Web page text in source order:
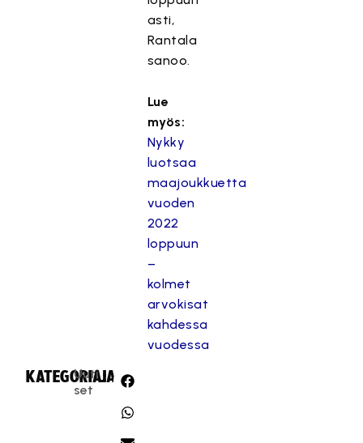
asti,
Rantala
sanoo.
Lue
myös:
Nykky
luotsaa
maajoukkuetta
vuoden
2022
loppuun
–
kolmet
arvokisat
kahdessa
vuodessa
KATEGORIA:
Uuti
set
JAA: